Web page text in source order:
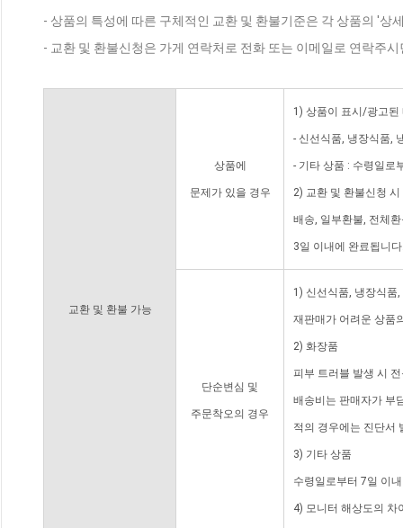
- 상품의 특성에 따른 구체적인 교환 및 환불기준은 각 상품의 '상
- 교환 및 환불신청은 가게 연락처로 전화 또는 이메일로 연락주
교환 및 환불 가능
상품에
문제가 있을 경우
1) 상품이 표시/광고된
- 신선식품, 냉장식품,
- 기타 상품 : 수령일로
2) 교환 및 환불신청
배송, 일부환불, 전체
3일 이내에 완료됩니
단순변심 및
주문착오의 경우
1) 신선식품, 냉장식품
재판매가 어려운 상품
2) 화장품
피부 트러블 발생 시
배송비는 판매자가 부
적의 경우에는 진단서
3) 기타 상품
수령일로부터 7일 이
4) 모니터 해상도의 차